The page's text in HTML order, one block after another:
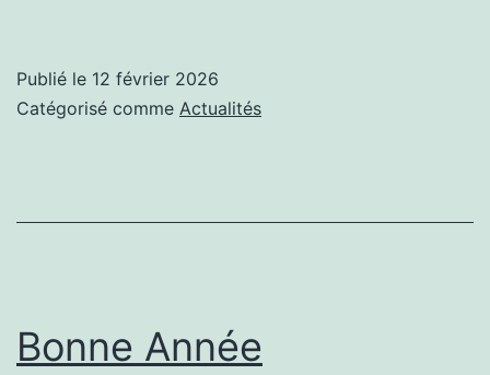
Publié le 12 février 2026
Catégorisé comme Actualités
Bonne Année